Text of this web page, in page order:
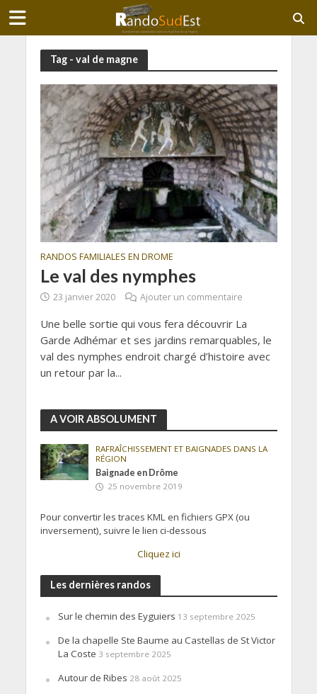
Tag - val de magne
RANDOS FAMILIALES EN DROME
Le val des nymphes
23 janvier 2020 Ajouter un commentaire
Une belle sortie qui vous fera découvrir La
Garde Adhémar et ses jardins remarquables, le
val des nymphes endroit chargé d’histoire avec
un retour par la...
A VOIR ABSOLUMENT
RAFRAÎCHISSEMENT ET BAIGNADES DANS LA
RÉGION
Baignade en Drôme
25 novembre 2019
Pour convertir les traces KML en fichiers GPX (ou
inversement), suivre le lien ci-dessous
Cliquez ici
Les dernières randos
Sur le chemin des Eyguiers 13 septembre 2025
De la chapelle Ste Baume au Castellas de St Victor
La Coste 3 septembre 2025
Autour de Ribes 28 août 2025